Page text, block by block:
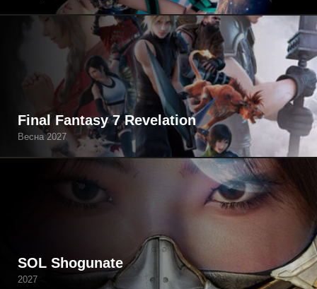
Final Fantasy 7 Revelation
Весна 2027
SOL Shogunate
2027